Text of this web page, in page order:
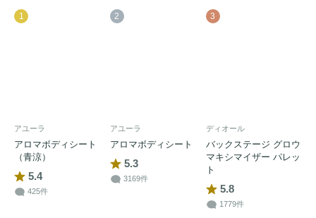
1
アユーラ
アロマボディシート
（青涼）
5.4
425件
2
アユーラ
アロマボディシート
5.3
3169件
3
ディオール
バックステージ グロウ
マキシマイザー パレッ
ト
5.8
1779件